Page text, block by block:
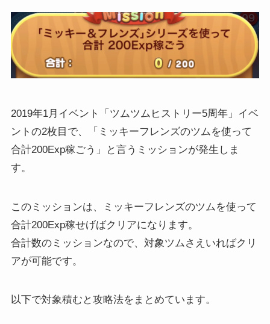
2019年1月イベント「ツムツムヒストリー5周年」イベ
ントの2枚目で、「ミッキーフレンズのツムを使って
合計200Exp稼ごう」と言うミッションが発生しま
す。
このミッションは、ミッキーフレンズのツムを使って
合計200Exp稼せげばクリアになります。
合計数のミッションなので、対象ツムさえいればクリ
アが可能です。
以下で対象積むと攻略法をまとめています。